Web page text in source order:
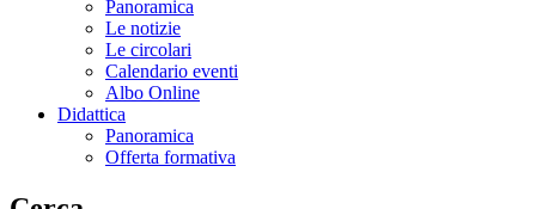
Panoramica
Le notizie
Le circolari
Calendario eventi
Albo Online
Didattica
Panoramica
Offerta formativa